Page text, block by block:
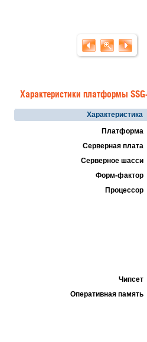
Характеристики платформы
Характеристика
Платформа
Серверная плата
Серверное шасси
Форм-фактор
Процессор
Чипсет
Оперативная память